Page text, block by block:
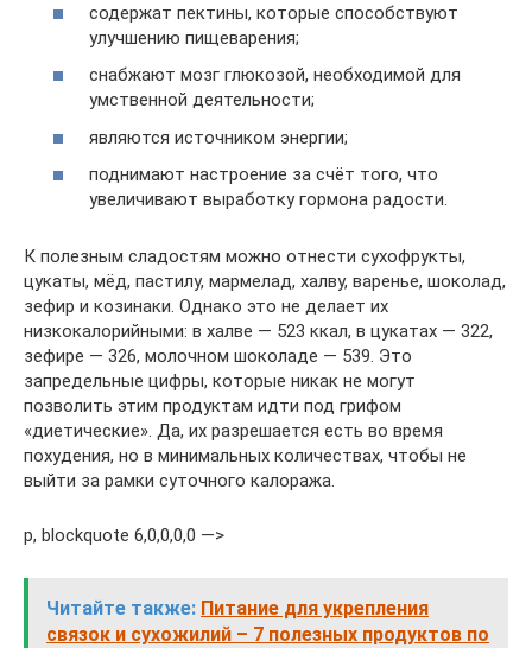
содержат пектины, которые способствуют
улучшению пищеварения;
снабжают мозг глюкозой, необходимой для
умственной деятельности;
являются источником энергии;
поднимают настроение за счёт того, что
увеличивают выработку гормона радости.
К полезным сладостям можно отнести сухофрукты,
цукаты, мёд, пастилу, мармелад, халву, варенье, шоколад,
зефир и козинаки. Однако это не делает их
низкокалорийными: в халве — 523 ккал, в цукатах — 322,
зефире — 326, молочном шоколаде — 539. Это
запредельные цифры, которые никак не могут
позволить этим продуктам идти под грифом
«диетические». Да, их разрешается есть во время
похудения, но в минимальных количествах, чтобы не
выйти за рамки суточного калоража.
p, blockquote 6,0,0,0,0 —>
Читайте также: Питание для укрепления
связок и сухожилий – 7 полезных продуктов по